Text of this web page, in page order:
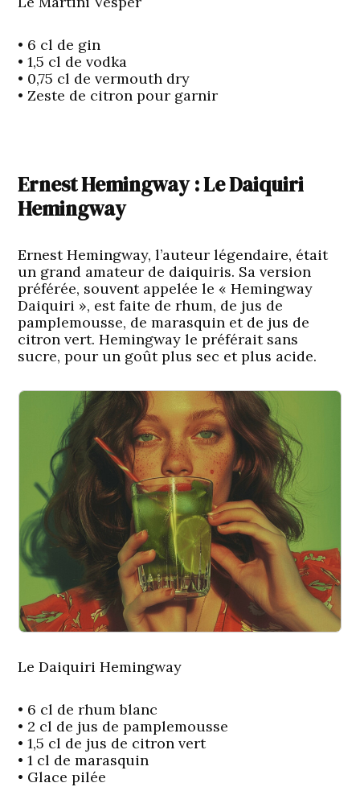
• 6 cl de gin
• 1,5 cl de vodka
• 0,75 cl de vermouth dry
• Zeste de citron pour garnir
Ernest Hemingway : Le Daiquiri
Hemingway
Ernest Hemingway, l’auteur légendaire, était
un grand amateur de daiquiris. Sa version
préférée, souvent appelée le « Hemingway
Daiquiri », est faite de rhum, de jus de
pamplemousse, de marasquin et de jus de
citron vert. Hemingway le préférait sans
sucre, pour un goût plus sec et plus acide.
Le Daiquiri Hemingway
• 6 cl de rhum blanc
• 2 cl de jus de pamplemousse
• 1,5 cl de jus de citron vert
• 1 cl de marasquin
• Glace pilée